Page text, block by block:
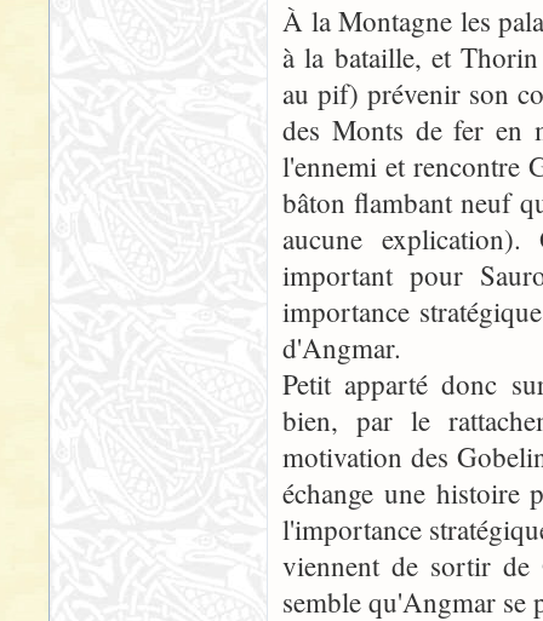
À la Montagne les
à la bataille, et
au pif) prévenir son
des Monts de fer en
l'ennemi et rencontre
bâton flambant neuf
aucune
important pour
importance
d'Angmar.
Petit apparté donc
bien, par le
motivation des
échange une histoire
l'importance
viennent de sortir
semble qu'Angmar se